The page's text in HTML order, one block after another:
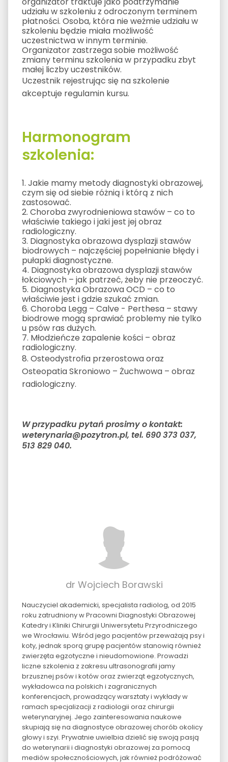
udziału w szkoleniu z odroczonym terminem
płatności. Osoba, która nie weźmie udziału w
szkoleniu będzie miała możliwość
uczestnictwa w innym terminie.
Organizator zastrzega sobie możliwość
zmiany terminu szkolenia w przypadku zbyt
małej liczby uczestników.
Uczestnik rejestrując się na szkolenie
akceptuje regulamin kursu.
Harmonogram
szkolenia:
1. Jakie mamy metody diagnostyki obrazowej,
czym się od siebie różnią i którą z nich
zastosować.
2. Choroba zwyrodnieniowa stawów – co to
właściwie takiego i jaki jest jej obraz
radiologiczny.
3. Diagnostyka obrazowa dysplazji stawów
biodrowych – najczęściej popełnianie błędy i
pułapki diagnostyczne.
4. Diagnostyka obrazowa dysplazji stawów
łokciowych – jak patrzeć, żeby nie przeoczyć.
5. Diagnostyka Obrazowa OCD – co to
właściwie jest i gdzie szukać zmian.
6. Choroba Legg – Calve - Perthesa – stawy
biodrowe mogą sprawiać problemy nie tylko
u psów ras dużych.
7. Młodzieńcze zapalenie kości – obraz
radiologiczny.
8. Osteodystrofia przerostowa oraz
Osteopatia Skroniowo – Żuchwowa – obraz
radiologiczny.
W przypadku pytań prosimy o kontakt:
weterynaria@pozytron.pl, tel. 690 373 037,
513 829 040.
dr Wojciech Borawski
Nauczyciel akademicki, specjalista radiolog, od 2015
roku zatrudniony w Pracowni Diagnostyki Obrazowej
Katedry i Kliniki Chirurgii Uniwersytetu Przyrodniczego
we Wrocławiu. Wśród jego pacjentów przeważają psy i
koty, jednak sporą grupę pacjentów stanowią również
zwierzęta egzotyczne i nieudomowione. Prowadzi
liczne szkolenia z zakresu ultrasonografii jamy
brzusznej psów i kotów oraz zwierząt egzotycznych,
wykładowca na polskich i zagranicznych
konferencjach, prowadzący warsztaty i wykłady w
ramach specjalizacji z radiologii oraz chirurgii
weterynaryjnej. Jego zainteresowania naukowe
skupiają się na diagnostyce obrazowej chorób okolicy
głowy i szyi. Prywatnie uwielbia dzielić się swoją pasją
do weterynarii i diagnostyki obrazowej za pomocą
mediów społecznościowych, jak również podróżować